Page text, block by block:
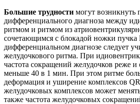
Большие трудности могут возникнуть
дифференциального диагноза между
ритмом и ритмом из
сочетающимся с блокадой ножки пучка
дифференциальном диагнозе следует
желудочкового ритма. При
частота сокращений желудочков реже и
меньше 40 в 1 мин. При этом ритме
деформация и уширение комплексов
желудочковых комплексов может
также частота желудочковых